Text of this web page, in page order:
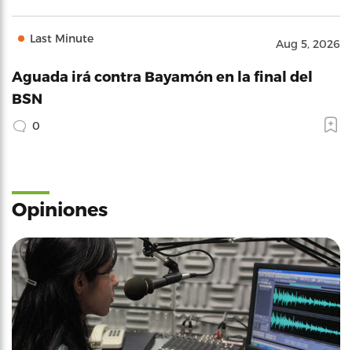
Last Minute Aug 5, 2026
Aguada irá contra Bayamón en la final del
BSN
0
Opiniones